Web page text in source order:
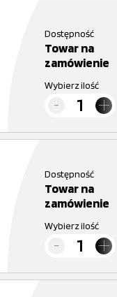
Dostępność
Towar na
zamówienie
Wybierz ilość
Dostępność
Towar na
zamówienie
Wybierz ilość